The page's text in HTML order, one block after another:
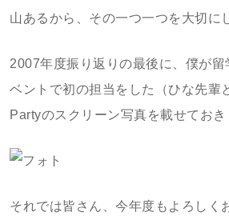
山あるから、その一つ一つを大切に
2007年度振り返りの最後に、僕が留
ベントで初の担当をした（ひな先輩
Partyのスクリーン写真を載せておき
それでは皆さん、今年度もよろしく